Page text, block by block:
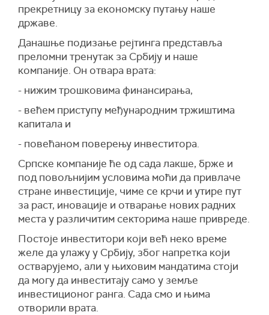
прекретницу за економску путању наше
државе.
Данашње подизање рејтинга представља
преломни тренутак за Србију и наше
компаније. Он отвара врата:
- нижим трошковима финансирања,
- већем приступу међународним тржиштима
капитала и
- повећаном поверењу инвеститора.
Српске компаније ће од сада лакше, брже и
под повољнијим условима моћи да привлаче
стране инвестиције, чиме се крчи и утире пут
за раст, иновације и отварање нових радних
места у различитим секторима наше привреде.
Постоје инвеститори који већ неко време
желе да улажу у Србију, због напретка који
остварујемо, али у њиховим мандатима стоји
да могу да инвеститају само у земље
инвестиционог ранга. Сада смо и њима
отворили врата.